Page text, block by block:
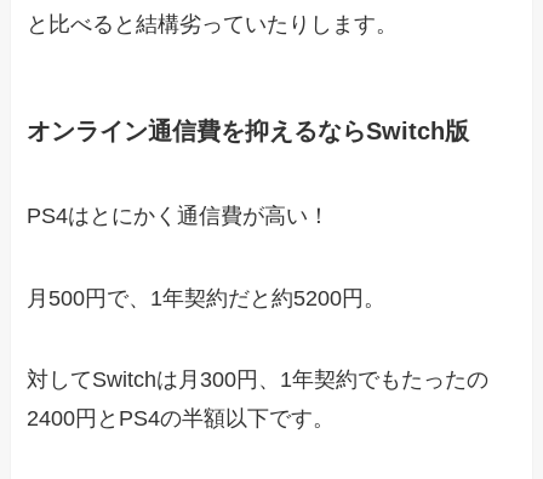
と比べると結構劣っていたりします。
オンライン通信費を抑えるならSwitch版
PS4はとにかく通信費が高い！
月500円で、1年契約だと約5200円。
対してSwitchは月300円、1年契約でもたったの
2400円とPS4の半額以下です。